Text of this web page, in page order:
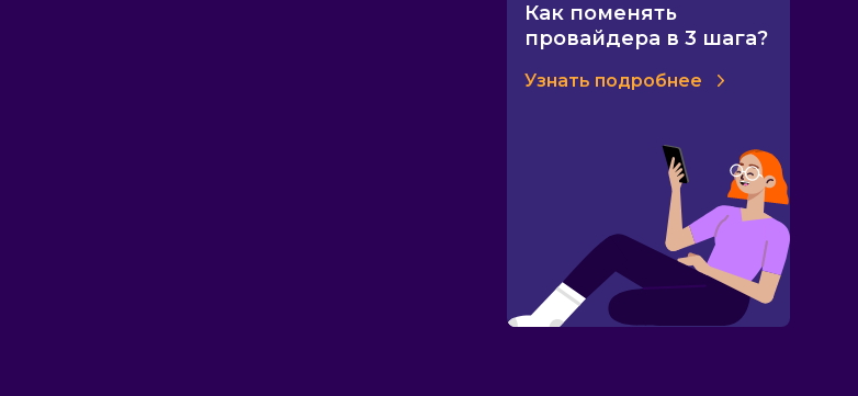
Как поменять
провайдера в 3 шага?
Узнать подробнее